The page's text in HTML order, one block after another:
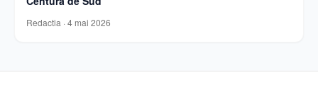
Redactia · 4 mai 2026